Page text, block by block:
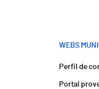
WEBS
Perfil de
Portal